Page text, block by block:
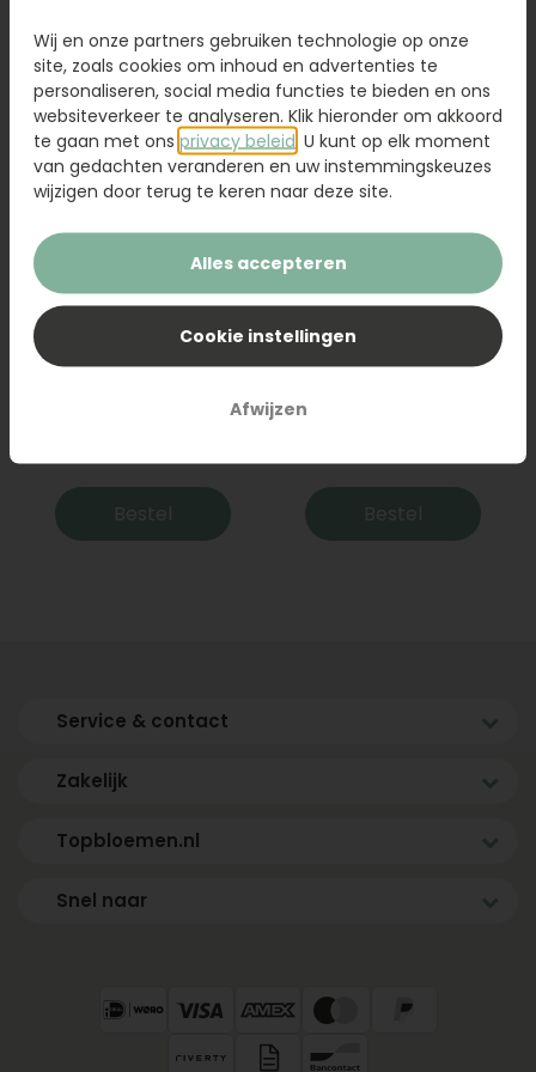
Bestel Bestel
Bestel Bestel
Service & contact
Zakelijk
Topbloemen.nl
Snel naar
Wij en onze partners gebruiken technologie op onze
site, zoals cookies om inhoud en advertenties te
personaliseren, social media functies te bieden en ons
websiteverkeer te analyseren. Klik hieronder om akkoord
te gaan met ons privacy beleid . U kunt op elk moment
van gedachten veranderen en uw instemmingskeuzes
wijzigen door terug te keren naar deze site.
Alles accepteren
Cookie instellingen
Afwijzen